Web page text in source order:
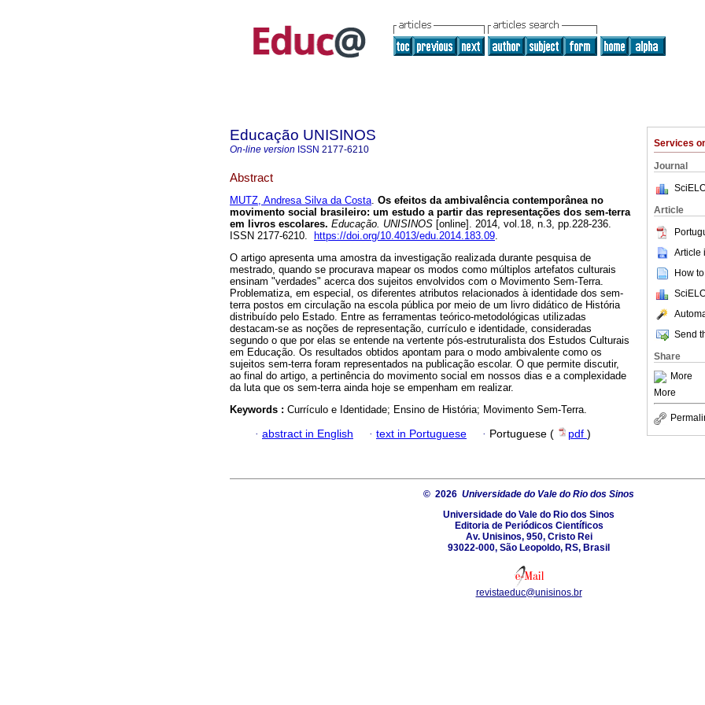
Services
Journal
Article
Article
How
Send
Share
More
More
Educação UNISINOS
On-line version ISSN 2177-6210
Abstract
MUTZ, Andresa Silva da Costa. Os efeitos da ambivalência contemporânea no
movimento social brasileiro: um estudo a partir das representações dos sem-terra
em livros escolares. Educação. UNISINOS [online]. 2014, vol.18, n.3, pp.228-236.
ISSN 2177-6210.
https://doi.org/10.4013/edu.2014.183.09.
O artigo apresenta uma amostra da investigação realizada durante pesquisa de
mestrado, quando se procurava mapear os modos como múltiplos artefatos culturais
ensinam "verdades" acerca dos sujeitos envolvidos com o Movimento Sem-Terra.
Problematiza, em especial, os diferentes atributos relacionados à identidade dos sem-
terra postos em circulação na escola pública por meio de um livro didático de História
distribuído pelo Estado. Entre as ferramentas teórico-metodológicas utilizadas
destacam-se as noções de representação, currículo e identidade, consideradas
segundo o que por elas se entende na vertente pós-estruturalista dos Estudos Culturais
em Educação. Os resultados obtidos apontam para o modo ambivalente como os
sujeitos sem-terra foram representados na publicação escolar. O que permite discutir,
ao final do artigo, a pertinência do movimento social em nossos dias e a complexidade
da luta que os sem-terra ainda hoje se empenham em realizar.
Keywords : Currículo e Identidade; Ensino de História; Movimento Sem-Terra.
· abstract in English · text in Portuguese · Portuguese ( pdf )
© 2026 Universidade do Vale do Rio dos Sinos
Universidade do Vale do Rio dos Sinos
Editoria de Periódicos Científicos
Av. Unisinos, 950, Cristo Rei
93022-000, São Leopoldo, RS, Brasil
revistaeduc@unisinos.br